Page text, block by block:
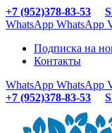
+7 (952)378-83-53
WhatsApp WhatsApp
Подписка на
Контакты
WhatsApp WhatsApp
+7 (952)378-83-53